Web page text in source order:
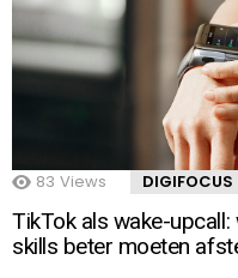
83 Views DIGIFOCUS
TikTok als wake-
skills beter moeten